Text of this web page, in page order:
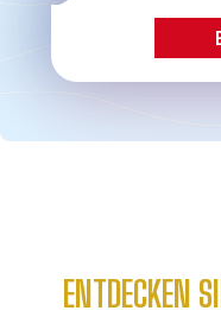
ENTDECKEN